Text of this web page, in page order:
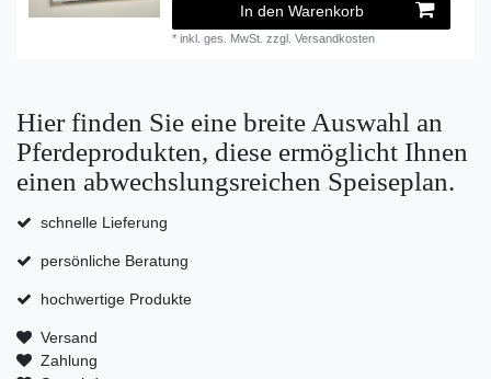
In den Warenkorb
*inkl. ges. MwSt. zzgl.Versandkosten
Hier finden Sie eine breite Auswahl an
Pferdeprodukten, diese ermöglicht Ihnen
einen abwechslungsreichen Speiseplan.
schnelle Lieferung
persönliche Beratung
hochwertige Produkte
Versand
Zahlung